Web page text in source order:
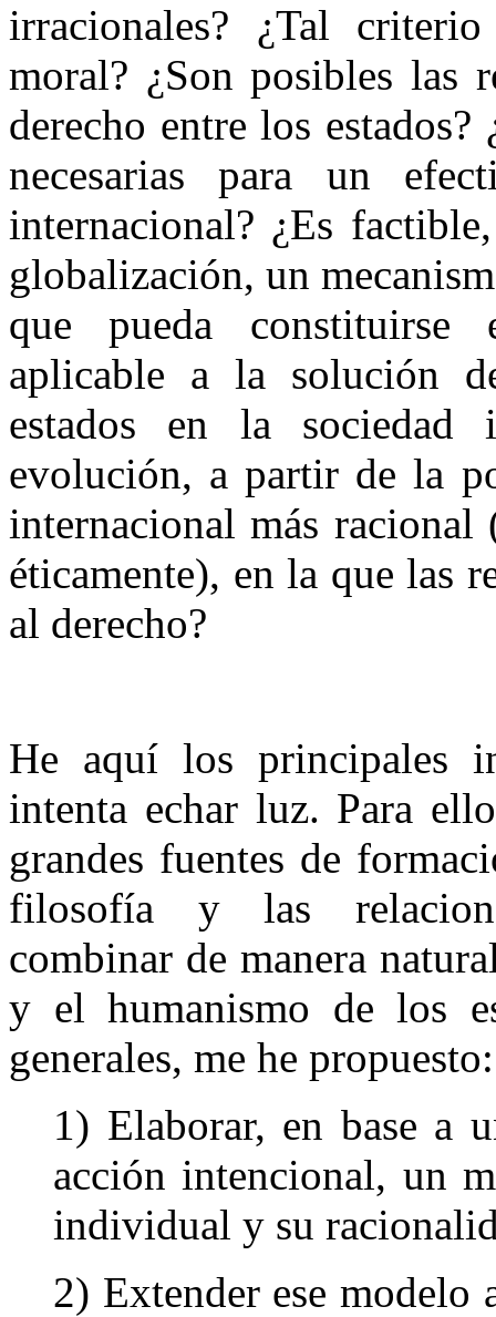
irracionales? ¿Tal
moral? ¿Son posibles las
derecho entre los
necesarias para un
internacional? ¿Es
globalización, un
que pueda constituirse
aplicable a la solución
estados en la sociedad
evolución, a partir de la
internacional más
éticamente), en la que las
al derecho?
He aquí los principales
intenta echar luz. Para
grandes fuentes de
filosofía y las
combinar de manera
y el humanismo de los
generales, me he propuesto:
1) Elaborar, en base a
acción intencional, un
individual y su
2) Extender ese modelo